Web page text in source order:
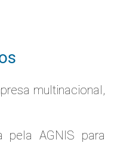
multinacional,
pela AGNIS para